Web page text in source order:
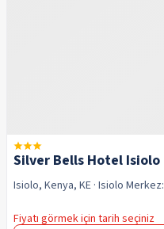
Silver Bells Hotel Isiolo
Isiolo, Kenya, KE · Isiolo Merkez:
Fiyatı görmek için tarih seçiniz